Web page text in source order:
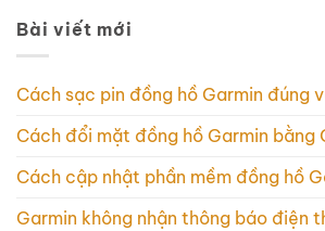
Bài viết mới
Cách sạc pin đồng hồ Garmin đúng
Cách đổi mặt đồng hồ Garmin bằng
Cách cập nhật phần mềm đồng hồ
Garmin không nhận thông báo điện